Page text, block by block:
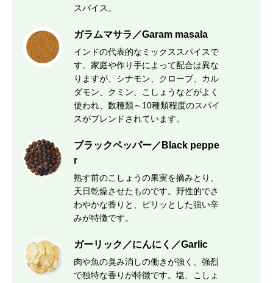
スパイス。
ガラムマサラ／Garam masala
インドの代表的なミックススパイスで
す。家庭や作り手によって配合は異な
りますが、シナモン、クローブ、カル
ダモン、クミン、こしょうなどがよく
使われ、数種類～10種類程度のスパイ
スがブレンドされています。
ブラックペッパー／Black peppe
r
熟す前のこしょうの果実を摘みとり、
天日乾燥させたものです。野性的でさ
わやかな香りと、ピリッとした強い辛
みが特徴です。
ガーリック／にんにく／Garlic
肉や魚の臭み消しの働きが強く、強烈
で独特な香りが特徴です。塩、こしょ